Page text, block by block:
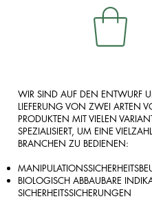
WIR SIND AUF DEN ENTWURF
LIEFERUNG VON ZWEI ARTEN
PRODUKTEN MIT VIELEN
SPEZIALISIERT, UM EINE
BRANCHEN ZU BEDIENEN:
BIOLOGISCH ABBAUBARE
SICHERHEITSSICHERUNGEN